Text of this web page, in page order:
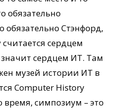
обязательно
обязательно Стэнфорд,
сердцем
сердцем ИТ. Там
музей истории ИТ в
Computer History
время, симпозиум – это